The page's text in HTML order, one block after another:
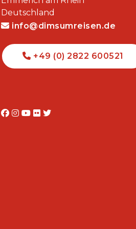
Deutschland
info@dimsumreisen.de
+49 (0) 2822 600521